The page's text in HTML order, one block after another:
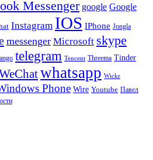
Messenger google Google
Instagram IOS IPhone Jongla
messenger Microsoft skype
telegram Tencent Threema Tinder
whatsapp Wickr
Phone Wire Youtube Павел